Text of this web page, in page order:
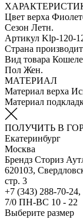
Цвет верха
Сезон Летн.
Артикул Klp-120-
Страна
Вид товара
Пол Жен.
МАТЕРИАЛ
Материал верха
Материал
ПОЛУЧИТЬ В
Екатеринбург
Москва
Брендз Сториз
620103,
стр. 3
+7 (343) 288-70-
7/0 ПН-ВС 10 - 22
Выберите размер